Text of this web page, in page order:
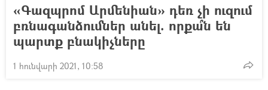
«Գազպրոմ Արմենիան» դեռ չի ուզում
բռնագանձումներ անել. որքա՞ն են
պարտք բնակիչները
1 հունվարի 2021, 10:58